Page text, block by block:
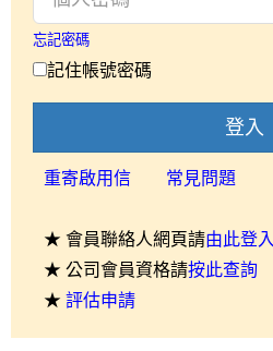
忘記密碼
記住帳號密碼
登入
重寄啟用信 常見問題
★ 會員聯絡人網頁請由此登入
★ 公司會員資格請按此查詢
★ 評估申請